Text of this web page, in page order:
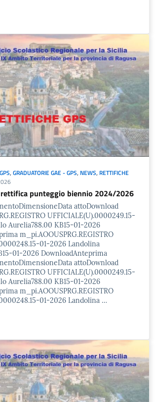
GPS, GRADUATORIE GAE - GPS, NEWS, RETTIFICHE
rettifica punteggio biennio 2024/2026
attoDownload
UFFICIALE(U).0000249.15-
Aurelia788.00 KB15-01-2026
m_pi.AOOUSPRG.REGISTRO
01-2026 Landolina
01-2026 DownloadAnteprima
attoDownload
UFFICIALE(U).0000249.15-
Aurelia788.00 KB15-01-2026
m_pi.AOOUSPRG.REGISTRO
01-2026 Landolina …